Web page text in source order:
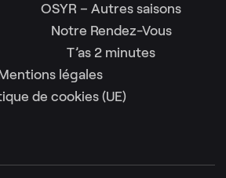
OSYR – Autres saisons
Notre Rendez-Vous
T’as 2 minutes
légales
de cookies (UE)